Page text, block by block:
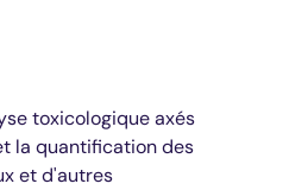
toxicologique axés
la quantification des
et d'autres